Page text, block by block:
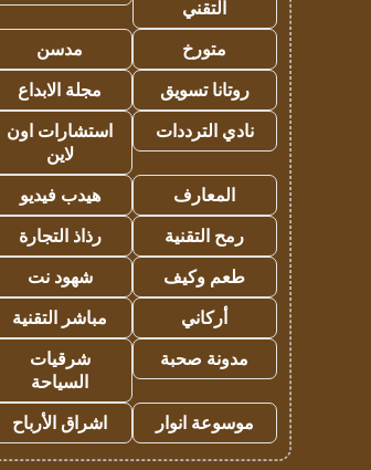
التقني
متورخ
مدسن
روتانا تسويق
مجلة الابداع
نادي الترددات
استشارات اون
لاين
المعارف
هيدب فيديو
رمح التقنية
رذاذ التجارة
طعم وكيف
شهود نت
أركاني
مباشر التقنية
مدونة صحبة
شرقيات
السياحة
موسوعة انوار
اشراق الأرباح